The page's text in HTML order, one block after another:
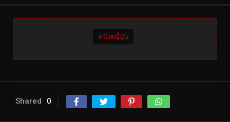
หนังxญี่ปุ่น
Shared 0